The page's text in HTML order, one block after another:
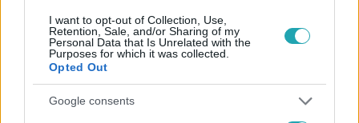
I want to opt-out of Collection, Use,
Retention, Sale, and/or Sharing of my
Personal Data that Is Unrelated with the
Purposes for which it was collected.
Opted Out
Google consents
Népszerű